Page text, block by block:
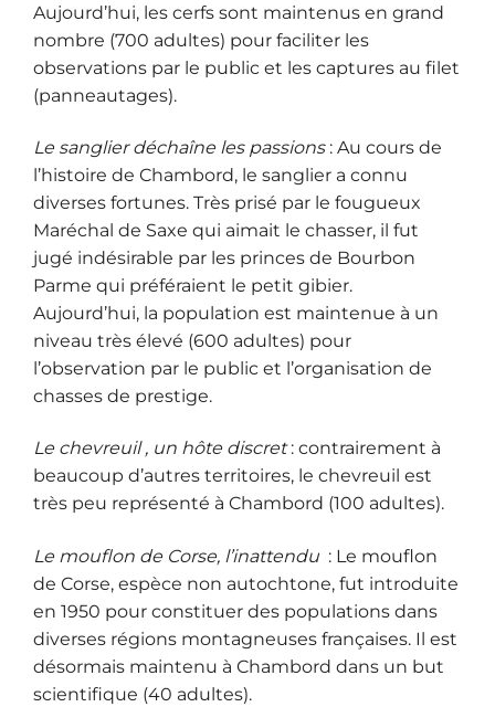
Aujourd’hui, les cerfs sont maintenus en grand
nombre (700 adultes) pour faciliter les
observations par le public et les captures au filet
(panneautages).
Le sanglier déchaîne les passions: Au cours de
l’histoire de Chambord, le sanglier a connu
diverses fortunes. Très prisé par le fougueux
Maréchal de Saxe qui aimait le chasser, il fut
jugé indésirable par les princes de Bourbon
Parme qui préféraient le petit gibier.
Aujourd’hui, la population est maintenue à un
niveau très élevé (600 adultes) pour
l’observation par le public et l’organisation de
chasses de prestige.
Le chevreuil , un hôte discret: contrairement à
beaucoup d’autres territoires, le chevreuil est
très peu représenté à Chambord (100 adultes).
Le mouflon de Corse, l’inattendu : Le mouflon
de Corse, espèce non autochtone, fut introduite
en 1950 pour constituer des populations dans
diverses régions montagneuses françaises. Il est
désormais maintenu à Chambord dans un but
scientifique (40 adultes).